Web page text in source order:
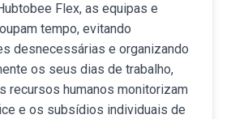
Flex, as equipas e
tempo, evitando
desnecessárias e organizando
os seus dias de trabalho,
recursos humanos monitorizam
e os subsídios individuais de